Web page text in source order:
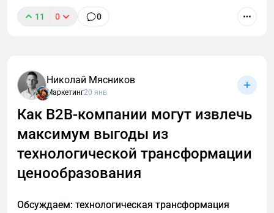
В B2B нечасто встретишь четко сформулированное
крупных производственных компаний есть
крупные мощности, советское наследие и сайт,
написанный еще на html-табличке. Обороты просто
гигантские! А маркетинга нет вообще… И это
грустно. Но!
11 0 0
Николай Мясников
Маркетинг20 янв
Как B2B-компании могут извлечь
максимум выгоды из
технологической трансформации
ценообразования
Обсуждаем: технологическая трансформация